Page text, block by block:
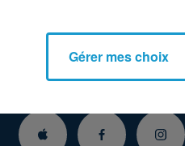
INFOS JEUX
Gérer mes choix